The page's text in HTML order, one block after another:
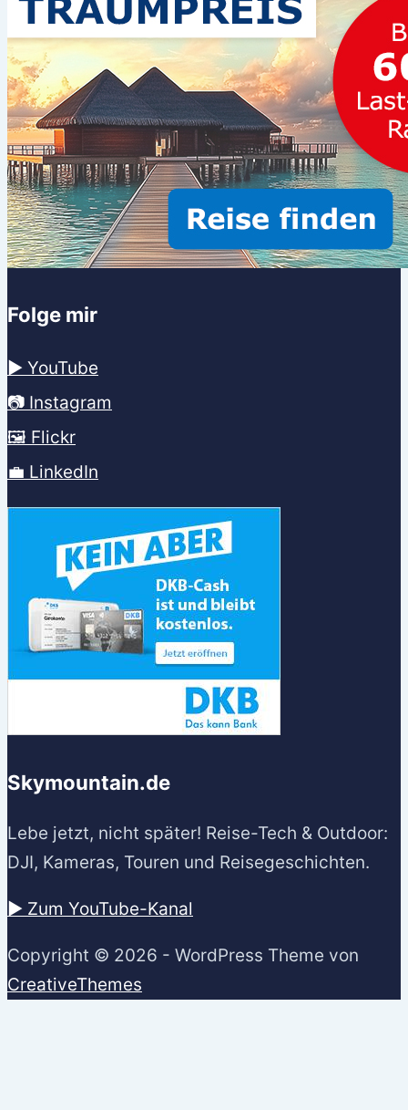
Folge mir
▶️ YouTube
📷 Instagram
🖼️ Flickr
💼 LinkedIn
Skymountain.de
Lebe jetzt, nicht später! Reise-Tech & Outdoor:
DJI, Kameras, Touren und Reisegeschichten.
▶️ Zum YouTube-Kanal
Copyright © 2026 - WordPress Theme von
CreativeThemes